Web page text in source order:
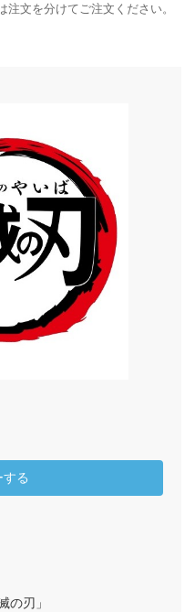
文を分けてご注文ください。
する
の刃」